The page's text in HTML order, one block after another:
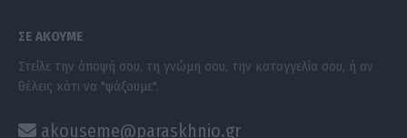
ΣΕ ΑΚΟΥΜΕ
Στείλε την άποψή σου, τη γνώμη σου, την καταγγελία σου, ή αν
θέλεις κάτι να "ψάξουμε".
akouseme@paraskhnio.gr